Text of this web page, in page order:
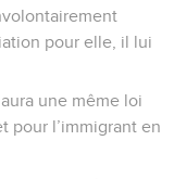
pour elle, il lui
une même loi
pour l’immigrant en